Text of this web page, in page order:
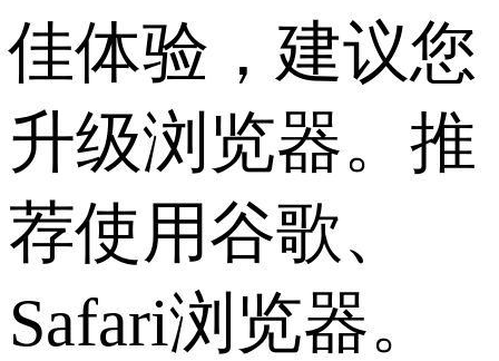
佳体验，建议您
升级浏览器。推
荐使用谷歌、
Safari浏览器。